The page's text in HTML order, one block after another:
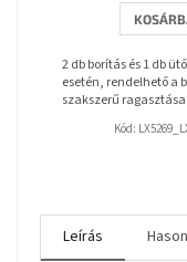
ből
3,7
2 db borítás és 1 db
esetén, rendelhető a
szakszerű ragasztása
Kód:
Leírás